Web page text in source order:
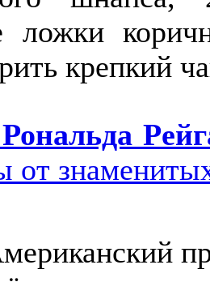
ложки
крепкий
от